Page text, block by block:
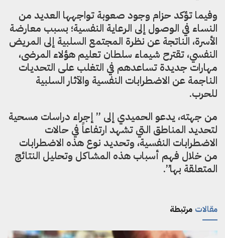
وفيما تؤكد حزام وجود صعوبة تواجهها العديد من
النساء في الوصول إلى الرعاية النفسية؛ بسبب معارضة
الأسرة، الناتجة عن نظرة المجتمع السلبية إلى المريض
النفسي، تقترح شيماء سلطان تعليم هؤلاء المرضى،
مهارات جديدة تساعدهم في التغلب على التحديات
الناجمة عن الاضطرابات النفسية والآثار السلبية
للحرب.
من جهته، يدعو الحميدي إلى ” إجراء دراسات مسحية
لتحديد المناطق التي تشهد ارتفاعاً في حالات
الاضطرابات النفسية، وتحديد نوع هذه الاضطرابات
من خلال فهم أسباب هذه المشاكل وتحليل النتائج
المتعلقة بها”.
مرتبطة مقالات